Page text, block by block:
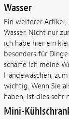
Wasser
Ein weiterer Artikel,
Wasser. Nicht nur
ich habe hier ein
besonders für
schärfe ich meine
Händewaschen,
wichtig. Wenn Sie
haben, ist dies sehr
Mini-